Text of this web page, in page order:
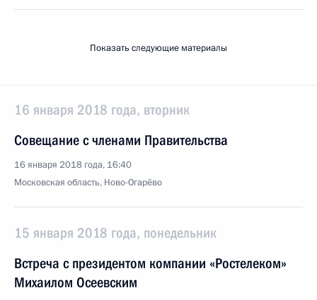
Показать следующие материалы
16 января 2018 года, вторник
Совещание с членами Правительства
16 января 2018 года, 16:40
Московская область, Ново-Огарёво
15 января 2018 года, понедельник
Встреча с президентом компании «Ростелеком»
Михаилом Осеевским